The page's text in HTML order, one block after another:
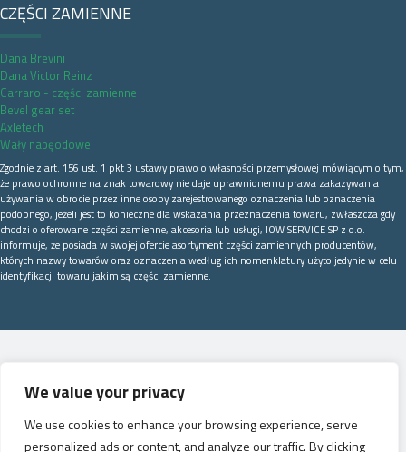
We value your privacy
We use cookies to enhance your browsing experience, serve
personalized ads or content, and analyze our traffic. By clicking
CZĘŚCI ZAMIENNE
Dana Brevini
Dana Victor Reinz
Carraro - części zamienne
Bevel gear set
Axletech
Wały napęodowe
Zgodnie z art. 156 ust. 1 pkt 3 ustawy prawo o własności przemysłowej mówiącym o tym,
że prawo ochronne na znak towarowy nie daje uprawnionemu prawa zakazywania
używania w obrocie przez inne osoby zarejestrowanego oznaczenia lub oznaczenia
podobnego, jeżeli jest to konieczne dla wskazania przeznaczenia towaru, zwłaszcza gdy
chodzi o oferowane części zamienne, akcesoria lub usługi, IOW SERVICE SP z o.o.
informuje, że posiada w swojej ofercie asortyment części zamiennych producentów,
których nazwy towarów oraz oznaczenia według ich nomenklatury użyto jedynie w celu
identyfikacji towaru jakim są części zamienne.